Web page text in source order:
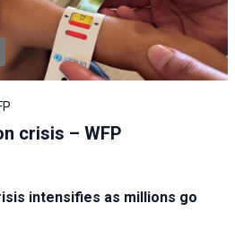
crisis – WFP
intensifies as millions go